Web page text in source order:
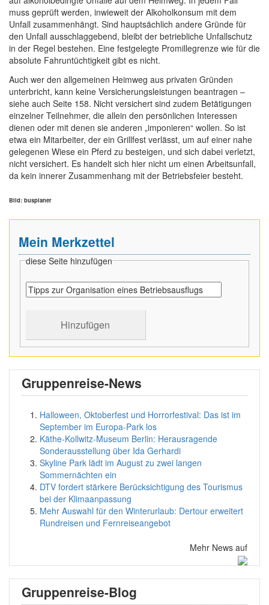
muss geprüft werden, inwieweit der Alkoholkonsum mit dem
Unfall zusammenhängt. Sind hauptsächlich andere Gründe für
den Unfall ausschlaggebend, bleibt der betriebliche Unfallschutz
in der Regel bestehen. Eine festgelegte Promillegrenze wie für die
absolute Fahruntüchtigkeit gibt es nicht.
Auch wer den allgemeinen Heimweg aus privaten Gründen
unterbricht, kann keine Versicherungsleistungen beantragen –
siehe auch Seite 158. Nicht versichert sind zudem Betätigungen
einzelner Teilnehmer, die allein den persönlichen Interessen
dienen oder mit denen sie anderen „imponieren“ wollen. So ist
etwa ein Mitarbeiter, der ein Grillfest verlässt, um auf einer nahe
gelegenen Wiese ein Pferd zu besteigen, und sich dabei verletzt,
nicht versichert. Es handelt sich hier nicht um einen Arbeitsunfall,
da kein innerer Zusammenhang mit der Betriebsfeier besteht.
Bild: busplaner
Mein Merkzettel
diese Seite hinzufügen
Gruppenreise-News
Halloween, Oktoberfest und Horrorfestival: Das ist im
September im Europa-Park los
Käthe-Kollwitz-Museum Berlin: Herausragende
Sonderausstellung über Ida Gerhardi
Skyline Park lädt im August zu zwei langen
Sommernächten ein
DTV fordert stärkere Berücksichtigung des Tourismus
bei der Klimaanpassung
Mehr Auswahl für den Winterurlaub: Dertour erweitert
Rundreisen und Fernreiseangebot
Mehr News auf
Gruppenreise-Blog